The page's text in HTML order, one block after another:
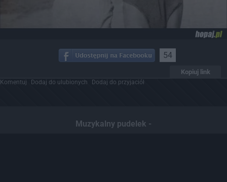
54
Kopiuj link
Komentuj Dodaj do ulubionych Dodaj do przyjaciół
Muzykalny pudelek -